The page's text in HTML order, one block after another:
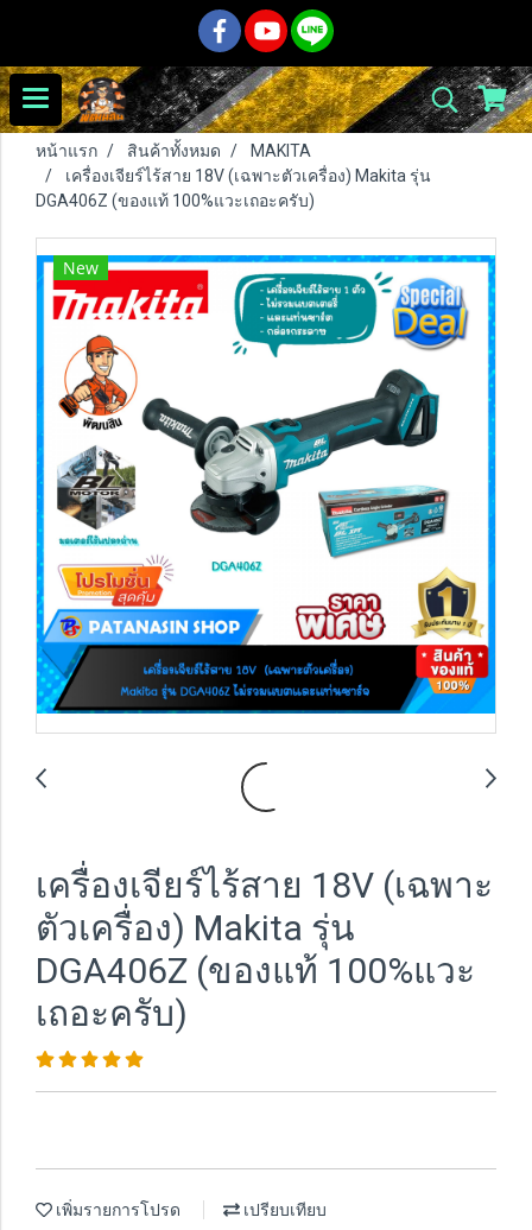
หน้าแรก สินค้าทั้งหมด
MAKITA
เครื่องเจียร์ไร้สาย 18V (เฉพาะตัวเครื่อง) Makita รุ่น
DGA406Z (ของแท้ 100%แวะเถอะครับ)
New
เครื่องเจียร์ไร้สาย 18V (เฉพาะ
ตัวเครื่อง) Makita รุ่น
DGA406Z (ของแท้ 100%แวะ
เถอะครับ)
เพิ่มรายการโปรด เปรียบเทียบ